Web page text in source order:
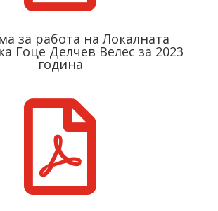
за работа на Локалната
Гоце Делчев Велес за 2023
година
